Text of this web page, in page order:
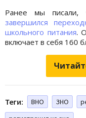
Ранее мы
завершился
школьного питания.
включает в себя 160
Теги: ВНО ЗНО